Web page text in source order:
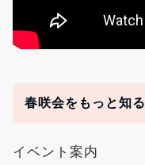
春咲会をもっと知る
イベント案内